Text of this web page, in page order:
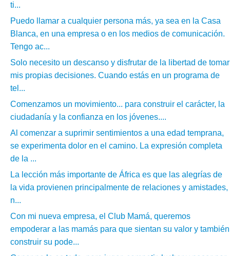
ti...
Puedo llamar a cualquier persona más, ya sea en la Casa
Blanca, en una empresa o en los medios de comunicación.
Tengo ac...
Solo necesito un descanso y disfrutar de la libertad de tomar
mis propias decisiones. Cuando estás en un programa de
tel...
Comenzamos un movimiento... para construir el carácter, la
ciudadanía y la confianza en los jóvenes....
Al comenzar a suprimir sentimientos a una edad temprana,
se experimenta dolor en el camino. La expresión completa
de la ...
La lección más importante de África es que las alegrías de
la vida provienen principalmente de relaciones y amistades,
n...
Con mi nueva empresa, el Club Mamá, queremos
empoderar a las mamás para que sientan su valor y también
construir su pode...